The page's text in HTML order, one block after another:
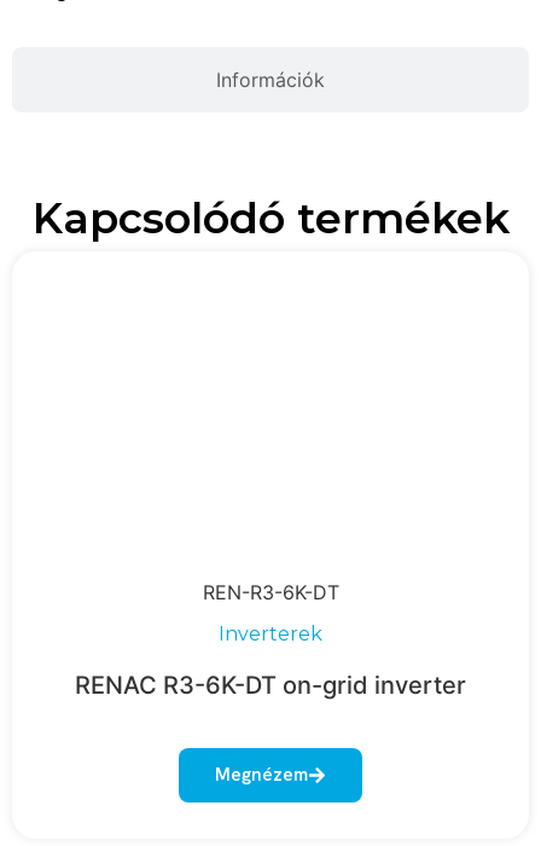
Információk
Kapcsolódó termékek
REN-R3-6K-DT
Inverterek
RENAC R3-6K-DT on-grid inverter
Megnézem